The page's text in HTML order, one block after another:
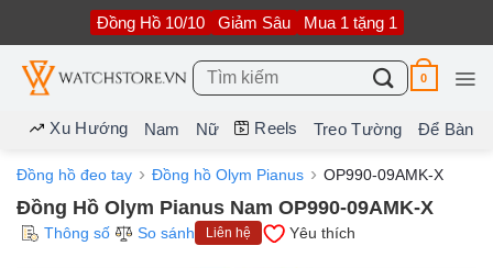
nội
dung
Đồng Hồ 10/10 Giảm Sâu Mua 1 tặng 1
Tìm
kiếm:
0
Xu Hướng Nam Nữ Reels Treo Tường Để Bàn
Đồng hồ đeo tay Đồng hồ Olym Pianus OP990-09AMK-X
Đồng Hồ Olym Pianus Nam OP990-09AMK-X
Thông số So sánh Liên hệ Yêu thích